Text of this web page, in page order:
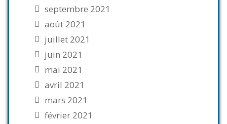
septembre 2021
août 2021
juillet 2021
juin 2021
mai 2021
avril 2021
mars 2021
février 2021